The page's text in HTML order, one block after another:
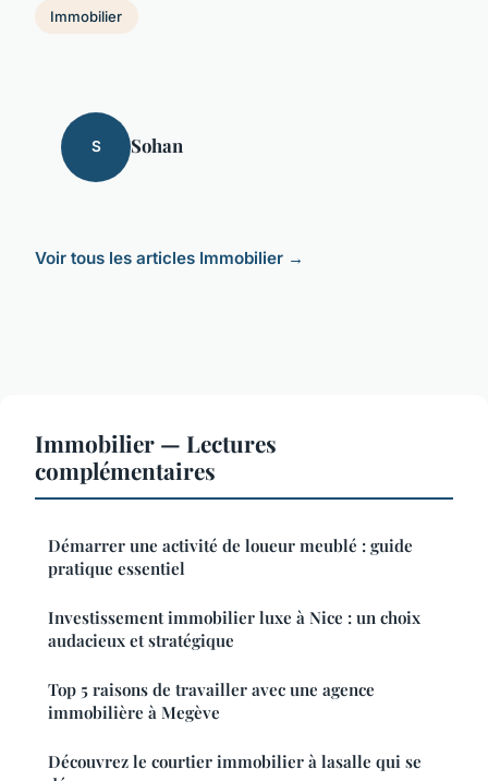
Immobilier
S Sohan
Voir tous les articles Immobilier →
Immobilier — Lectures
complémentaires
Démarrer une activité de loueur meublé : guide
pratique essentiel
Investissement immobilier luxe à Nice : un choix
audacieux et stratégique
Top 5 raisons de travailler avec une agence
immobilière à Megève
Découvrez le courtier immobilier à lasalle qui se